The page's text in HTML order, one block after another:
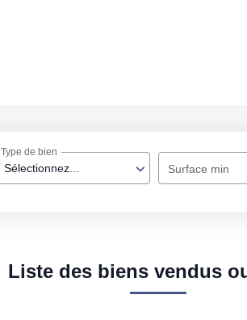
Sélectionnez...
Type de bien
Surface min
Liste des biens vendus